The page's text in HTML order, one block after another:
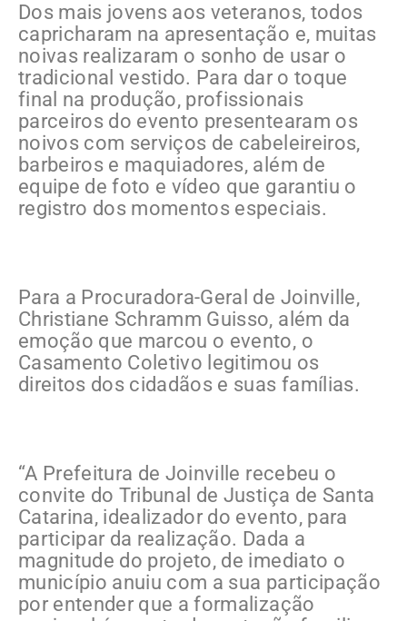
Dos mais jovens aos veteranos, todos
capricharam na apresentação e, muitas
noivas realizaram o sonho de usar o
tradicional vestido. Para dar o toque
final na produção, profissionais
parceiros do evento presentearam os
noivos com serviços de cabeleireiros,
barbeiros e maquiadores, além de
equipe de foto e vídeo que garantiu o
registro dos momentos especiais.
Para a Procuradora-Geral de Joinville,
Christiane Schramm Guisso, além da
emoção que marcou o evento, o
Casamento Coletivo legitimou os
direitos dos cidadãos e suas famílias.
“A Prefeitura de Joinville recebeu o
convite do Tribunal de Justiça de Santa
Catarina, idealizador do evento, para
participar da realização. Dada a
magnitude do projeto, de imediato o
município anuiu com a sua participação
por entender que a formalização